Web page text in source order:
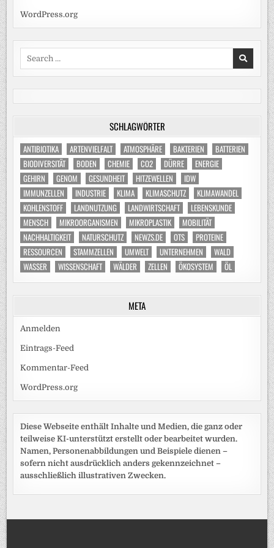
WordPress.org
SCHLAGWÖRTER
ANTIBIOTIKA ARTENVIELFALT ATMOSPHÄRE BAKTERIEN
BATTERIEN
BIODIVERSITÄT
BODEN CHEMIE CO2 DÜRRE
ENERGIE
GEHIRN
GENOM GESUNDHEIT HITZEWELLEN
IDW
IMMUNZELLEN
INDUSTRIE KLIMA KLIMASCHUTZ
KLIMAWANDEL
KOHLENSTOFF
LANDNUTZUNG LANDWIRTSCHAFT
LEBENSKUNDE
MENSCH
MIKROORGANISMEN MIKROPLASTIK
MOBILITÄT
NACHHALTIGKEIT
NATURSCHUTZ NEWZS.DE OTS
PROTEINE
RESSOURCEN
STAMMZELLEN UMWELT UNTERNEHMEN
WALD
WASSER
WISSENSCHAFT WÄLDER ZELLEN ÖKOSYSTEM ÖL
META
Anmelden
Eintrags-Feed
Kommentar-Feed
WordPress.org
Diese Webseite enthält Inhalte und Medien, die ganz oder
teilweise KI-unterstützt erstellt oder bearbeitet wurden.
Namen, Personenabbildungen und Beispiele dienen –
sofern nicht ausdrücklich anders gekennzeichnet –
ausschließlich illustrativen Zwecken.